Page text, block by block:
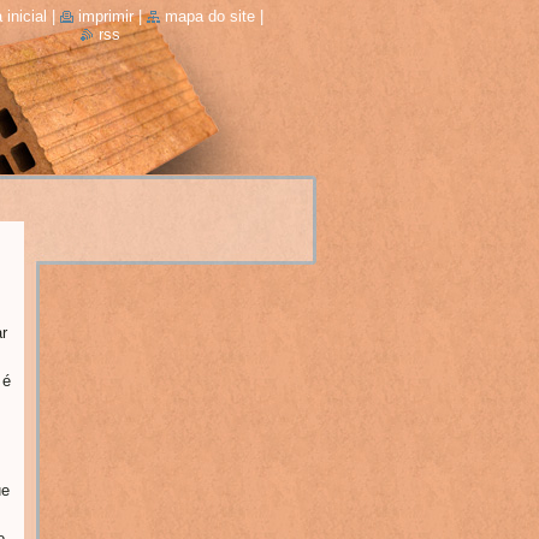
inicial imprimir | mapa do site
rss